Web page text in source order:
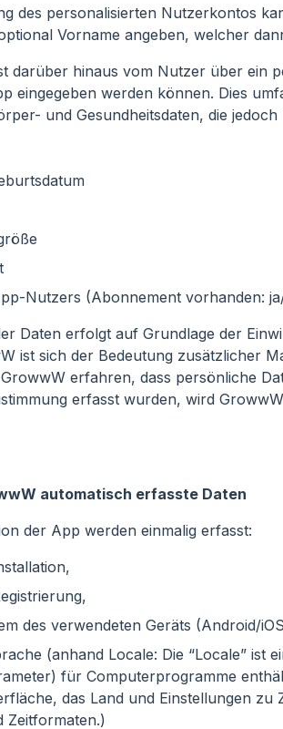
des personalisierten Nutzerkontos
Vorname angeben, welcher
darüber hinaus vom Nutzer über ein
eingegeben werden können. Dies
und Gesundheitsdaten, die
Nutzers (Abonnement vorhanden:
Daten erfolgt auf Grundlage der
ist sich der Bedeutung zusätzlicher
erfahren, dass persönliche
erfasst wurden, wird
automatisch erfasste Daten
der App werden einmalig erfasst:
des verwendeten Geräts (Android/
(anhand Locale: Die “Locale” ist
für Computerprogramme
das Land und Einstellungen
Zeitformaten.)